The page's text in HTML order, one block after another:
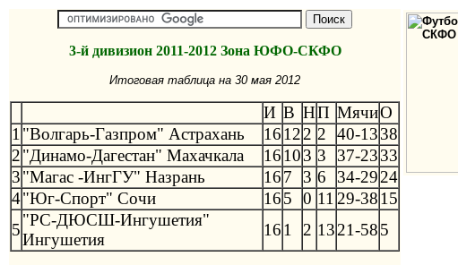
3-й дивизион 2011-2012 Зона ЮФО-СКФО
Итоговая таблица на 30 мая 2012
И В НП МячиО
1 "Волгарь-Газпром" Астрахань 16122 2 40-1338
2"Динамо-Дагестан" Махачкала 16103 3 37-2333
3"Магас -ИнгГУ" Назрань 167 3 6 34-2924
4"Юг-Спорт" Сочи 165 0 11 29-3815
5
"РС-ДЮСШ-Ингушетия"
Ингушетия
161 2 1321-585